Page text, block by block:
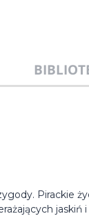
Pirackie
jaskiń i